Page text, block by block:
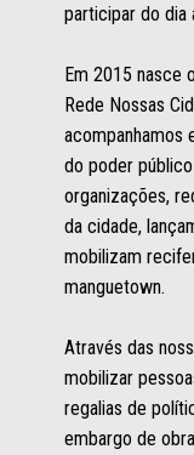
participar do dia
Em 2015 nasce
Rede Nossas
acompanhamos
do poder
organizações,
da cidade,
mobilizam
manguetown.
Através das
mobilizar
regalias de
embargo de